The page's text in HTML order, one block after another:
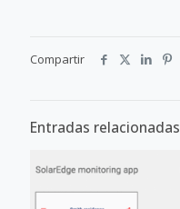
Compartir
Entradas relacionadas